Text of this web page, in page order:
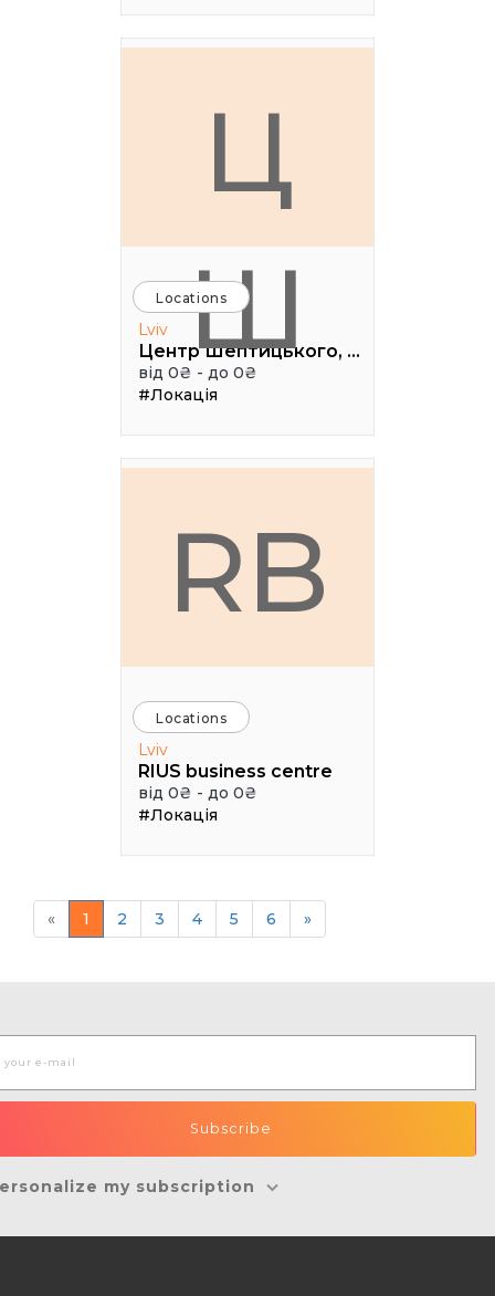
Ц
Ш
Locations
Lviv
Центр Шептицького, 1 поверх, паркова аудиторія
від 0₴ - до 0₴
#Локація
RB
Locations
Lviv
RIUS business centre
від 0₴ - до 0₴
#Локація
« 1 2 3 4 5 6 »
my subscription